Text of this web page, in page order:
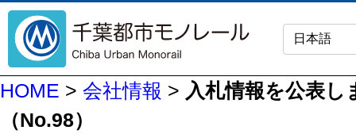
HOME > 会社情報 > 入札情報を公表し
（No.98）